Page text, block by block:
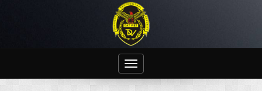
Toggle
navigation